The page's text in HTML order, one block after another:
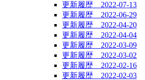
更新履歴 2022-07-13
更新履歴 2022-06-29
更新履歴 2022-04-20
更新履歴 2022-04-04
更新履歴 2022-03-09
更新履歴 2022-03-02
更新履歴 2022-02-16
更新履歴 2022-02-03